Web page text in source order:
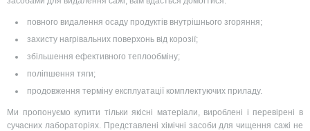
повного видалення осаду продуктів внутрішнього згоряння;
захисту нагрівальних поверхонь від корозії;
збільшення ефективного теплообміну;
поліпшення тяги;
продовження терміну експлуатації комплектуючих приладу.
Ми пропонуємо купити тільки якісні матеріали, вироблені і перевірені в
сучасних лабораторіях. Представлені хімічні засоби для чищення сажі не